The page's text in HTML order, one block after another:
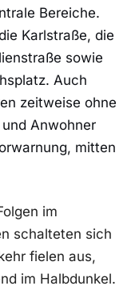
Bereiche.
Karlstraße, die
sowie
Auch
zeitweise ohne
Anwohner
mitten
im
schalteten sich
fielen aus,
im Halbdunkel.